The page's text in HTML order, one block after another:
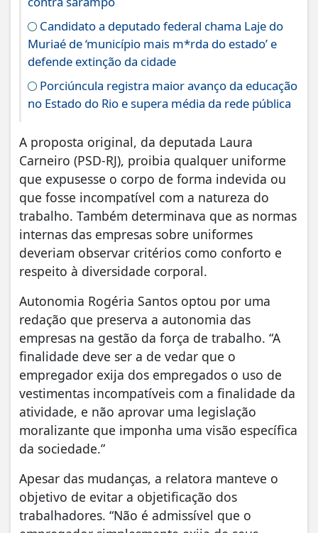
Candidato a deputado federal chama Laje do
Muriaé de ‘município mais m*rda do estado’ e
defende extinção da cidade
Porciúncula registra maior avanço da educação
no Estado do Rio e supera média da rede pública
A proposta original, da deputada Laura
Carneiro (PSD-RJ), proibia qualquer uniforme
que expusesse o corpo de forma indevida ou
que fosse incompatível com a natureza do
trabalho. Também determinava que as normas
internas das empresas sobre uniformes
deveriam observar critérios como conforto e
respeito à diversidade corporal.
Autonomia Rogéria Santos optou por uma
redação que preserva a autonomia das
empresas na gestão da força de trabalho. “A
finalidade deve ser a de vedar que o
empregador exija dos empregados o uso de
vestimentas incompatíveis com a finalidade da
atividade, e não aprovar uma legislação
moralizante que imponha uma visão específica
da sociedade.”
Apesar das mudanças, a relatora manteve o
objetivo de evitar a objetificação dos
trabalhadores. “Não é admissível que o